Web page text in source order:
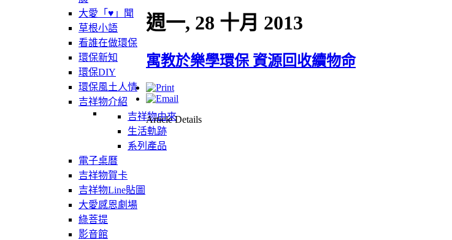
大愛「♥」聞
草根小語
看誰在做環保
環保新知
環保DIY
環保風土人情
吉祥物介紹
吉祥物由來
生活軌跡
系列產品
電子桌曆
吉祥物賀卡
吉祥物Line貼圖
大愛感恩劇場
綠菩提
影音館
週一, 28 十月 2013
寓教於樂學環保 資源回收續物命
Article Details